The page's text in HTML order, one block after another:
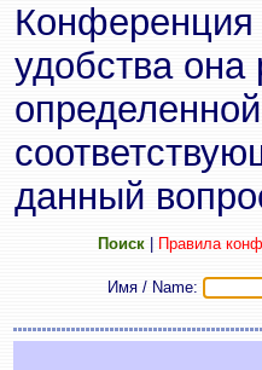
Конференция
удобства
данный
Поиск| Правила
Имя / Name: